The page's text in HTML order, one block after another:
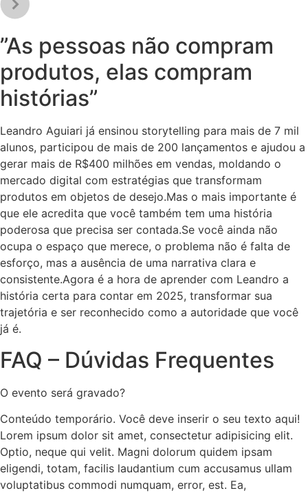
”As pessoas não compram
produtos, elas compram
histórias”
Leandro Aguiari já ensinou storytelling para mais de 7 mil
alunos, participou de mais de 200 lançamentos e ajudou a
gerar mais de R$400 milhões em vendas, moldando o
mercado digital com estratégias que transformam
produtos em objetos de desejo.Mas o mais importante é
que ele acredita que você também tem uma história
poderosa que precisa ser contada.Se você ainda não
ocupa o espaço que merece, o problema não é falta de
esforço, mas a ausência de uma narrativa clara e
consistente.Agora é a hora de aprender com Leandro a
história certa para contar em 2025, transformar sua
trajetória e ser reconhecido como a autoridade que você
já é.
FAQ – Dúvidas Frequentes
O evento será gravado?
Conteúdo temporário. Você deve inserir o seu texto aqui!
Lorem ipsum dolor sit amet, consectetur adipisicing elit.
Optio, neque qui velit. Magni dolorum quidem ipsam
eligendi, totam, facilis laudantium cum accusamus ullam
voluptatibus commodi numquam, error, est. Ea,